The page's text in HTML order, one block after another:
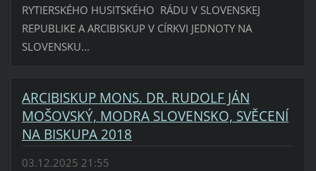
RYTIERSKÉHO HUSITSKÉHO RÁDU V SLOVENSKEJ
REPUBLIKE A ARCIBISKUP V CÍRKVI JEDNOTY NA
SLOVENSKU...
ARCIBISKUP MONS. DR. RUDOLF JÁN
MOŠOVSKÝ, MODRA SLOVENSKO, SVĚCENÍ
NA BISKUPA 2018
03.12.2025 21:55